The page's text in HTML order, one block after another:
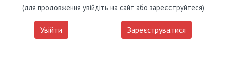
(для продовження увійдіть на сайт або зареєструйтеся)
Увійти Зареєструватися